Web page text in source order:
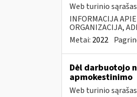
Web turinio sąrašas
INFORMACIJA
ORGANIZACIJA,
Metai: 2022
Dėl darbuotojo
apmokestinimo
Web turinio sąrašas